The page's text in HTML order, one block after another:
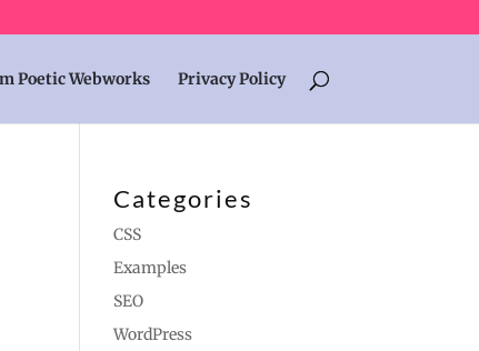
Poetic Webworks Privacy Policy
Categories
CSS
Examples
SEO
WordPress